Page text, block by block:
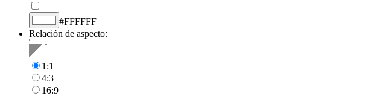
#FFFFFF
Relación de aspecto:
1:1
4:3
16:9